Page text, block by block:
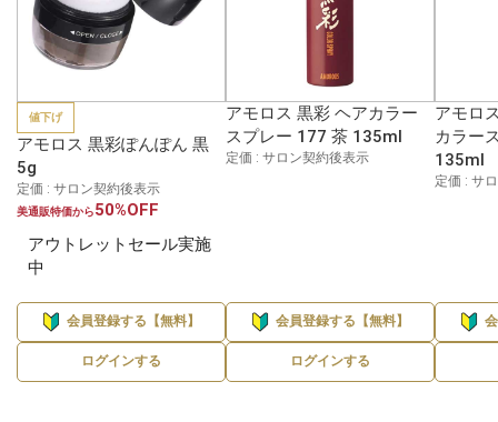
値下げ
アモロス 黒彩ぽんぽん 黒
5g
定価 : サロン契約後表示
美通販特価から50%OFF
アウトレットセール実施
中
会員登録する【無料】
ログインする
アモロス 黒彩 ヘアカラー
スプレー 177 茶 135ml
定価 : サロン契約後表示
会員登録する【無料】
ログインする
アモロ
カラー
135ml
定価 : サ